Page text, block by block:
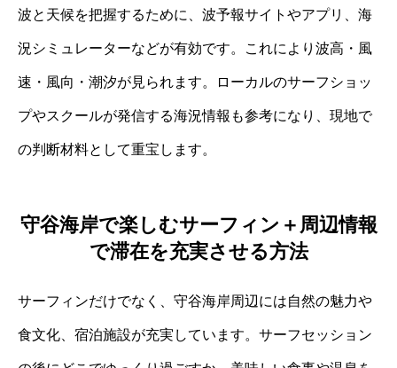
波と天候を把握するために、波予報サイトやアプリ、海
況シミュレーターなどが有効です。これにより波高・風
速・風向・潮汐が見られます。ローカルのサーフショッ
プやスクールが発信する海況情報も参考になり、現地で
の判断材料として重宝します。
守谷海岸で楽しむサーフィン＋周辺情報
で滞在を充実させる方法
サーフィンだけでなく、守谷海岸周辺には自然の魅力や
食文化、宿泊施設が充実しています。サーフセッション